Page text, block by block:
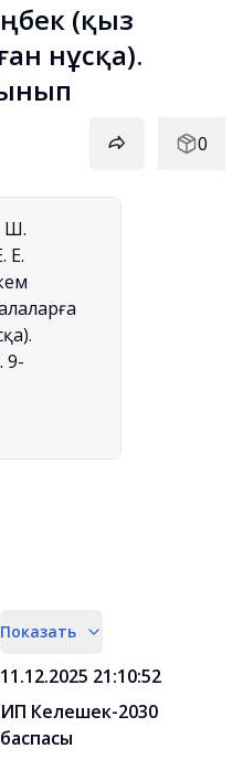
(қыз
нұсқа).
0
Показать
11.12.2025 21:10:52
ИП Келешек-2030
баспасы